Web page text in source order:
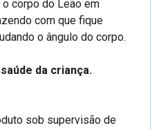
corpo do Leão em
com que fique
o ângulo do corpo.
da criança.
sob supervisão de